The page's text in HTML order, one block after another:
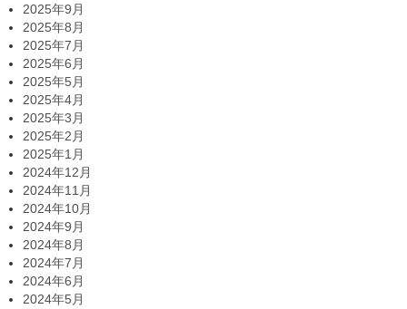
2025年9月
2025年8月
2025年7月
2025年6月
2025年5月
2025年4月
2025年3月
2025年2月
2025年1月
2024年12月
2024年11月
2024年10月
2024年9月
2024年8月
2024年7月
2024年6月
2024年5月